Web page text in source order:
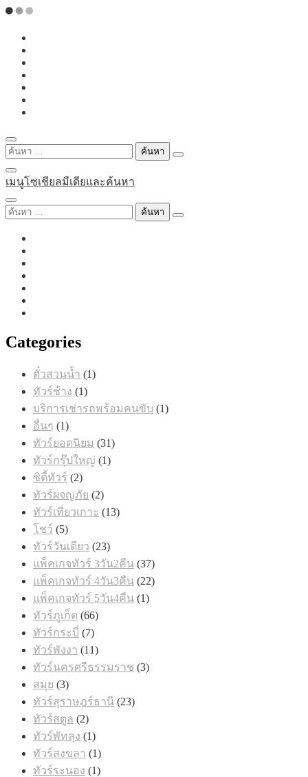
Skip
content
ค้นหา
สำหรับ:
เมนูโซเชียลมีเดียและค้นหา
ค้นหา
Categories
ตั๋วสวนน้ำ 11
ทัวร์ช้าง 11
สินค้า
บริการเช่ารถพร้อมคนขับ 11
อื่นๆ 11
สินค้า
ทัวร์ยอดนิยม 3131
ทัวร์กรุ๊ปใหญ่ 11
ซิตี้ทัวร์ 22
สินค้า
ทัวร์ผจญภัย 22
สินค้า
ทัวร์เที่ยวเกาะ 1313
โชว์ 55
สินค้า
ทัวร์วันเดียว 2323
สินค้า
แพ็คเกจทัวร์ 3วัน2คืน 3737
สินค้า
แพ็คเกจทัวร์ 4วัน3คืน 2222
แพ็คเกจทัวร์ 5วัน4คืน 11
ทัวร์ภูเก็ต 6666
ทัวร์กระบี่ 77
สินค้า
ทัวร์พังงา 1111
ทัวร์นครศรีธรรมราช 33
สมุย 33
สินค้า
ทัวร์สุราษฎร์ธานี 2323
ทัวร์สตูล 22
สินค้า
ทัวร์พัทลุง 11
สินค้า
ทัวร์สงขลา 11
สินค้า
ทัวร์ระนอง 11